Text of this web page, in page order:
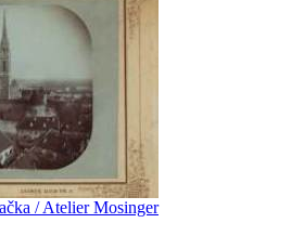
/ Atelier Mosinger